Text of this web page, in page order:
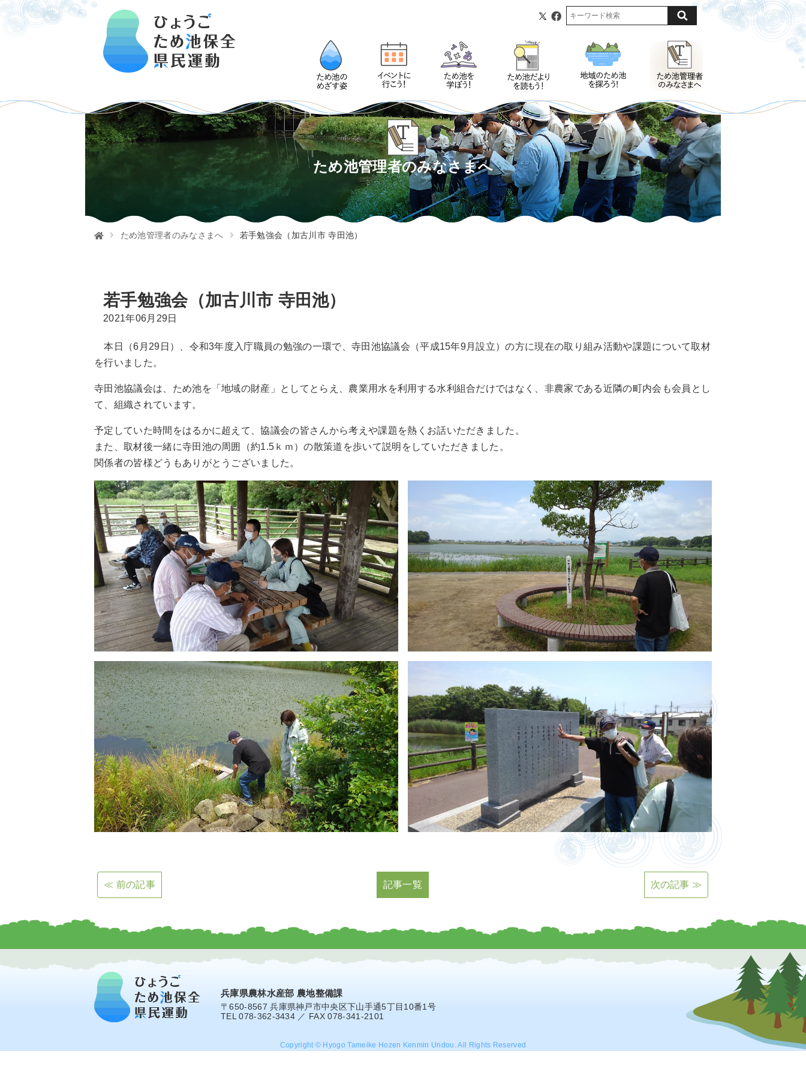
ため池管理者のみなさまへ
ため池管理者のみなさまへ 若手勉強会（加古川市 寺田池）
若手勉強会（加古川市 寺田池）
2021年06月29日
本日（6月29日）、令和3年度入庁職員の勉強の一環で、寺田池協議会（平成15年9月設立）の方に現在の取り組み活動や課題について取材
を行いました。
寺田池協議会は、ため池を「地域の財産」としてとらえ、農業用水を利用する水利組合だけではなく、非農家である近隣の町内会も会員とし
て、組織されています。
予定していた時間をはるかに超えて、協議会の皆さんから考えや課題を熱くお話いただきました。
また、取材後一緒に寺田池の周囲（約1.5ｋｍ）の散策道を歩いて説明をしていただきました。
関係者の皆様どうもありがとうございました。
≪ 前の記事 記事一覧 次の記事 ≫
兵庫県農林水産部 農地整備課
〒650-8567兵庫県神戸市中央区下山手通5丁目10番1号
TEL 078-362-3434 ／ FAX 078-341-2101
Copyright © Hyogo Tameike Hozen Kenmin Undou. All Rights Reserved